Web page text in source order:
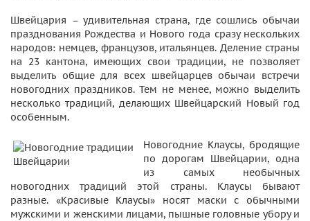
Швейцария – удивительная страна, где сошлись обычаи
празднования Рождества и Нового года сразу нескольких
народов: немцев, французов, итальянцев. Деление страны
на 23 кантона, имеющих свои традиции, не позволяет
выделить общие для всех швейцарцев обычаи встречи
новогодних праздников. Тем не менее, можно выделить
несколько традиций, делающих Швейцарский Новый год
особенным.
Новогодние Клаусы, бродящие
по дорогам Швейцарии, одна
из самых необычных
новогодних традиций этой страны. Клаусы бывают
разные. «Красивые Клаусы» носят маски с обычными
мужскими и женскими лицами, пышные головные убору и